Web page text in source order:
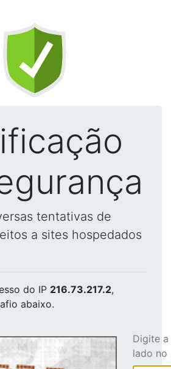
tentativas de
a sites hospedados
do IP 216.73.217.2,
abaixo.
Digite
lado no